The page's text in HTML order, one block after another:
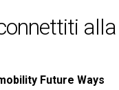
alla
Future Ways